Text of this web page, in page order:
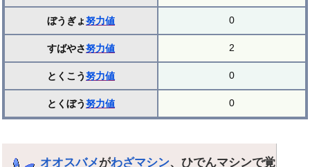
ぼうぎょ努力値 0
すばやさ努力値 2
とくこう努力値 0
とくぼう努力値 0
オオスバメがわざマシン、ひでんマシンで覚